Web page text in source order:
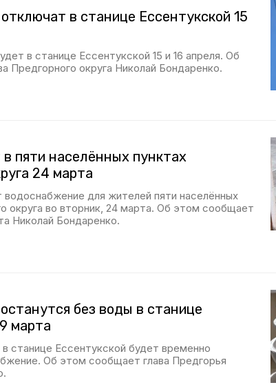
в станице Ессентукской 15
в станице Ессентукской 15 и 16 апреля. Об
Предгорного округа Николай Бондаренко.
пяти населённых пунктах
24 марта
водоснабжение для жителей пяти населённых
округа во вторник, 24 марта. Об этом сообщает
Николай Бондаренко.
без воды в станице
марта
в станице Ессентукской будет временно
Об этом сообщает глава Предгорья